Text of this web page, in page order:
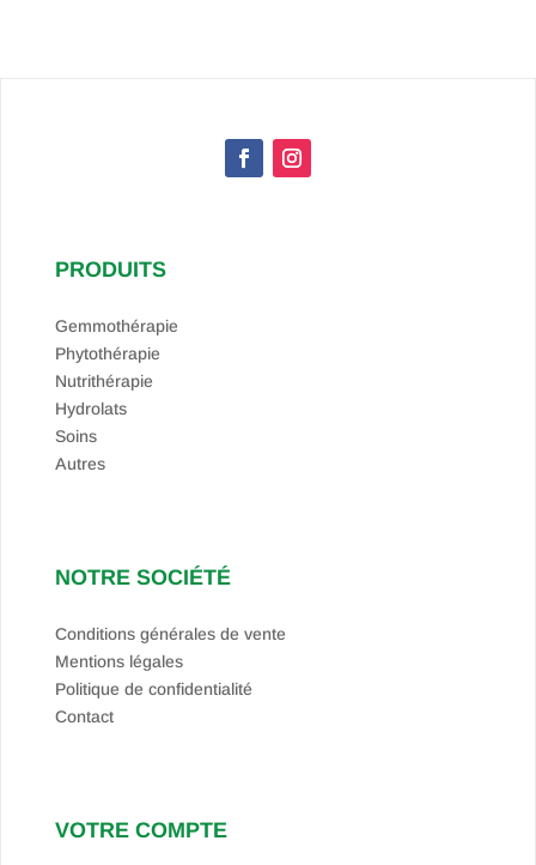
PRODUITS
Gemmothérapie
Phytothérapie
Nutrithérapie
Hydrolats
Soins
Autres
NOTRE SOCIÉTÉ
Conditions générales de vente
Mentions légales
Politique de confidentialité
Contact
VOTRE COMPTE